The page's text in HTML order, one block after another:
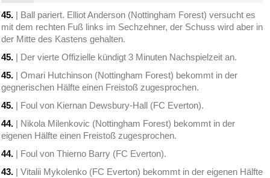
45. | Ball pariert. Elliot Anderson (Nottingham Forest) versucht es
mit dem rechten Fuß links im Sechzehner, der Schuss wird aber in
der Mitte des Kastens gehalten.
45. | Der vierte Offizielle kündigt 3 Minuten Nachspielzeit an.
45. | Omari Hutchinson (Nottingham Forest) bekommt in der
gegnerischen Hälfte einen Freistoß zugesprochen.
45. | Foul von Kiernan Dewsbury-Hall (FC Everton).
44. | Nikola Milenkovic (Nottingham Forest) bekommt in der
eigenen Hälfte einen Freistoß zugesprochen.
44. | Foul von Thierno Barry (FC Everton).
43. | Vitalii Mykolenko (FC Everton) bekommt in der eigenen Hälfte